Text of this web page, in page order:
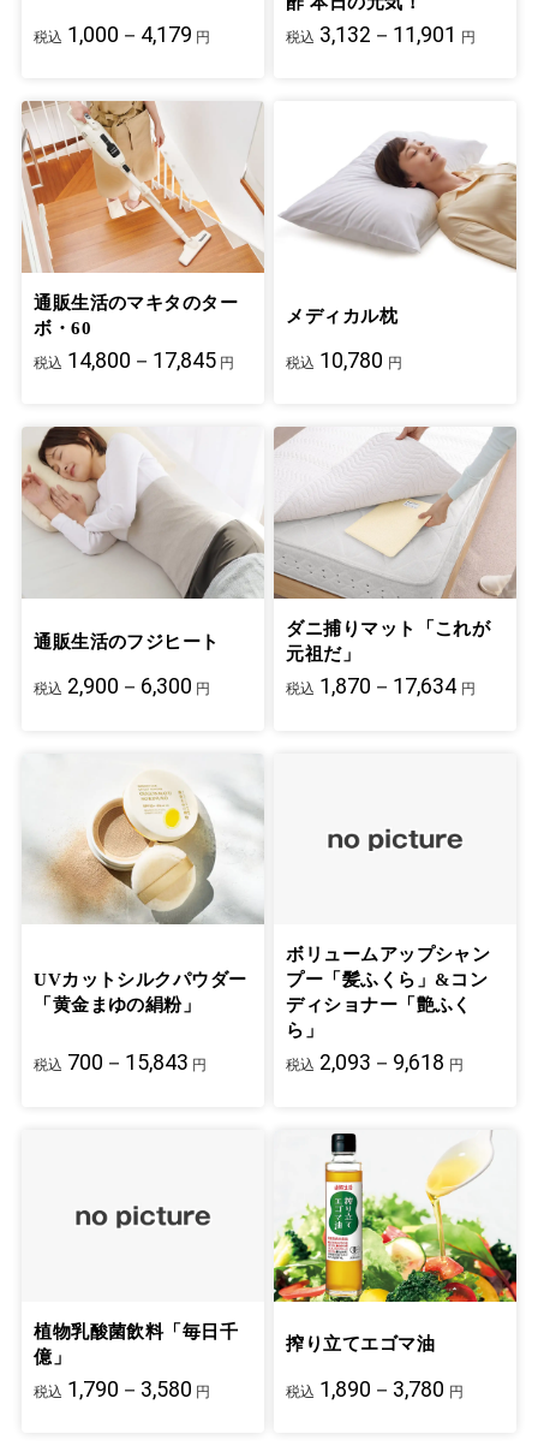
税込 1,000－4,179 円 税込 3,132－11,901 円
通販生活のマキタのター
ボ・60
税込 14,800－17,845 円
メディカル枕
税込 10,780 円
通販生活のフジヒート
税込 2,900－6,300 円
ダニ捕りマット「これが
元祖だ」
税込 1,870－17,634 円
UVカットシルクパウダー
「黄金まゆの絹粉」
税込 700－15,843 円
ボリュームアップシャン
プー「髪ふくら」&コン
ディショナー「艶ふく
ら」
税込 2,093－9,618 円
植物乳酸菌飲料「毎日千
億」
税込 1,790－3,580 円
搾り立てエゴマ油
税込 1,890－3,780 円